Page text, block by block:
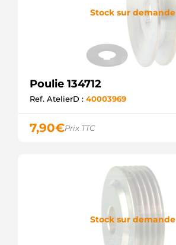
Stock sur demande
Poulie 134712
Ref. AtelierD : 40003969
7,90€Prix TTC
Stock sur demande